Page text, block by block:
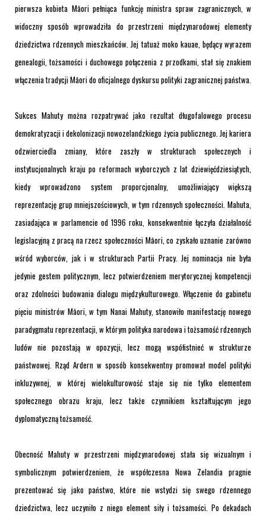
pierwsza kobieta Māori pełniąca funkcję ministra spraw zagranicznych, w
widoczny sposób wprowadziła do przestrzeni międzynarodowej elementy
dziedzictwa rdzennych mieszkańców. Jej tatuaż moko kauae, będący wyrazem
genealogii, tożsamości i duchowego połączenia z przodkami, stał się znakiem
włączenia tradycji Māori do oficjalnego dyskursu polityki zagranicznej państwa.
Sukces Mahuty można rozpatrywać jako rezultat długofalowego procesu
demokratyzacji i dekolonizacji nowozelandzkiego życia publicznego. Jej kariera
odzwierciedla zmiany, które zaszły w strukturach społecznych i
instytucjonalnych kraju po reformach wyborczych z lat dziewięćdziesiątych,
kiedy wprowadzono system proporcjonalny, umożliwiający większą
reprezentację grup mniejszościowych, w tym rdzennych społeczności. Mahuta,
zasiadająca w parlamencie od 1996 roku, konsekwentnie łączyła działalność
legislacyjną z pracą na rzecz społeczności Māori, co zyskało uznanie zarówno
wśród wyborców, jak i w strukturach Partii Pracy. Jej nominacja nie była
jedynie gestem politycznym, lecz potwierdzeniem merytorycznej kompetencji
oraz zdolności budowania dialogu międzykulturowego. Włączenie do gabinetu
pięciu ministrów Māori, w tym Nanai Mahuty, stanowiło manifestację nowego
paradygmatu reprezentacji, w którym polityka narodowa i tożsamość rdzennych
ludów nie pozostają w opozycji, lecz mogą współistnieć w strukturze
państwowej. Rząd Ardern w sposób konsekwentny promował model polityki
inkluzywnej, w której wielokulturowość staje się nie tylko elementem
społecznego obrazu kraju, lecz także czynnikiem kształtującym jego
dyplomatyczną tożsamość.
Obecność Mahuty w przestrzeni międzynarodowej stała się wizualnym i
symbolicznym potwierdzeniem, że współczesna Nowa Zelandia pragnie
prezentować się jako państwo, które nie wstydzi się swego rdzennego
dziedzictwa, lecz uczyniło z niego element siły i tożsamości. Po dekadach